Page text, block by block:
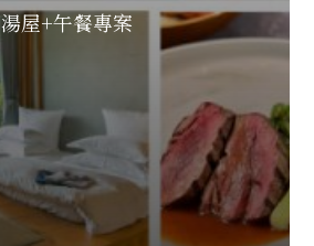
湯屋+午餐專案